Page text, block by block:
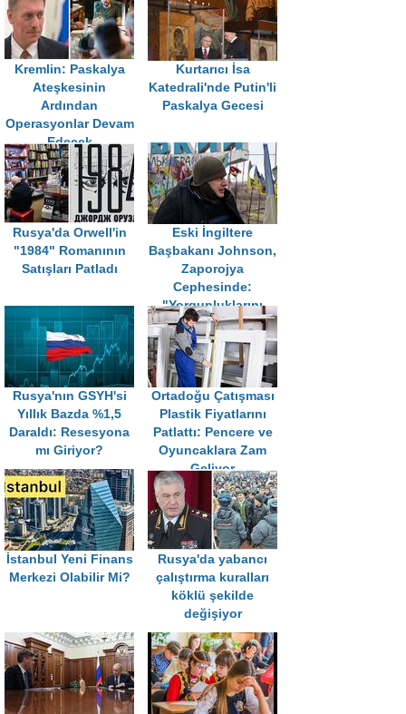
Kremlin: Paskalya
Ateşkesinin
Ardından
Operasyonlar Devam
Edecek
Kurtarıcı İsa
Katedrali'nde Putin'li
Paskalya Gecesi
Rusya'da Orwell'in
"1984" Romanının
Satışları Patladı
Eski İngiltere
Başbakanı Johnson,
Zaporojya
Cephesinde:
"Yorgunluklarını
Görüyorum"
Rusya'nın GSYH'si
Yıllık Bazda %1,5
Daraldı: Resesyona
mı Giriyor?
Ortadoğu Çatışması
Plastik Fiyatlarını
Patlattı: Pencere ve
Oyuncaklara Zam
Geliyor
İstanbul Yeni Finans
Merkezi Olabilir Mi?
Rusya'da yabancı
çalıştırma kuralları
köklü şekilde
değişiyor